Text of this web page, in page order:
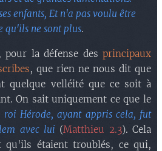
enfants, Et n'a pas voulu être
qu'ils ne sont plus.
pour la défense des principaux
, que rien ne nous dit que
quelque velléité que ce soit à
On sait uniquement ce que le
roi Hérode, ayant appris cela, fut
avec lui (Matthieu 2.3). Cela
qu'ils étaient troublés, ce qui,